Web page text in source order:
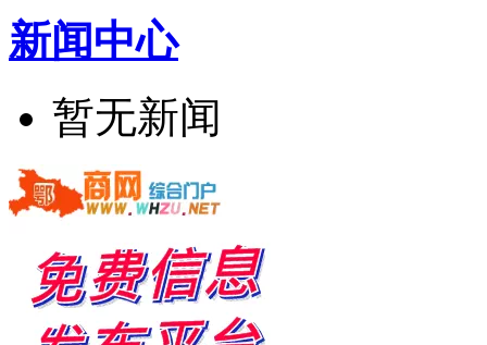
新闻中心
暂无新闻